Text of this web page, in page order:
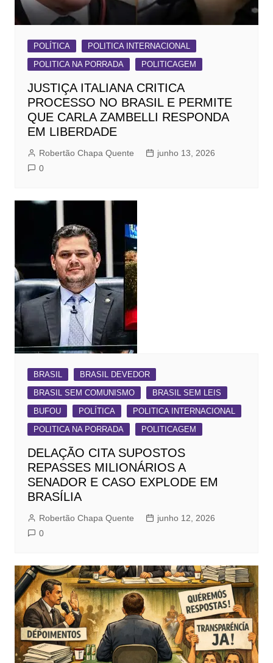
POLÍTICA
POLITICA INTERNACIONAL
POLITICA NA PORRADA
POLITICAGEM
JUSTIÇA ITALIANA CRITICA
PROCESSO NO BRASIL E PERMITE
QUE CARLA ZAMBELLI RESPONDA
EM LIBERDADE
Robertão Chapa Quente
junho 13, 2026
0
BRASIL
BRASIL DEVEDOR
BRASIL SEM COMUNISMO
BRASIL SEM LEIS
BUFOU
POLÍTICA
POLITICA INTERNACIONAL
POLITICA NA PORRADA
POLITICAGEM
DELAÇÃO CITA SUPOSTOS
REPASSES MILIONÁRIOS A
SENADOR E CASO EXPLODE EM
BRASÍLIA
Robertão Chapa Quente
junho 12, 2026
0